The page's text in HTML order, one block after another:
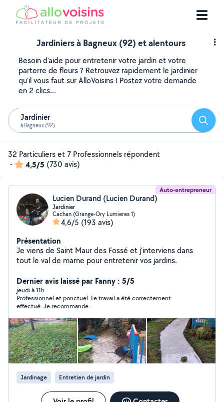
Jardiniers à Bagneux (92) et alentours
Besoin d'aide pour entretenir votre jardin et votre
parterre de fleurs ? Retrouvez rapidement le jardinier
qu'il vous faut sur AlloVoisins ! Postez votre demande
en 2 clics...
Jardinier
à Bagneux (92)
32 Particuliers et 7 Professionnels répondent
-
4,5/5 (730 avis)
Auto-entrepreneur
Lucien Durand (Lucien Durand)
Jardinier
Cachan (Grange-Ory Lumieres 1)
4,6/5 (193 avis)
Présentation
Je viens de Saint Maur des Fossé et j'interviens dans
tout le val de marne pour entretenir vos jardins.
Dernier avis laissé par Fanny : 5/5
jeudi à 11h
Professionnel et ponctuel. Le travail a été correctement
effectué. Je recommande.
Jardinage Entretien de jardin